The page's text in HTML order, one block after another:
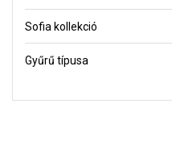
Sofia kollekció
Gyűrű típusa